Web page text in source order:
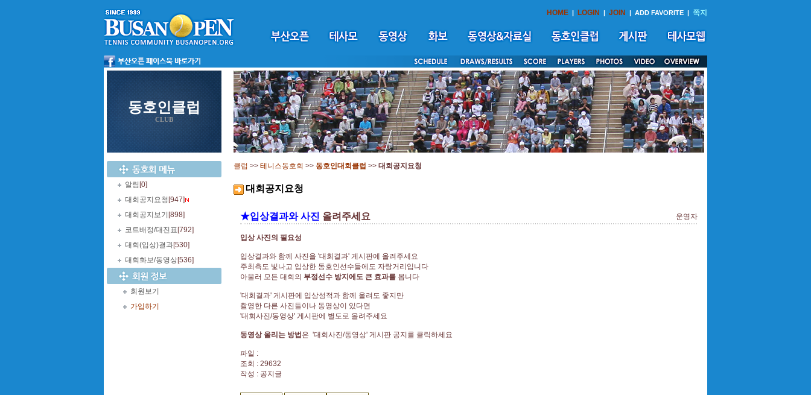
HOME | LOGIN | JOIN | ADD FAVORITE | 쪽지
동호인클럽
CLUB
알림 [0]
대회공지요청 [947]
대회공지보기 [898]
코트배정/대진표 [792]
대회(입상)결과[530]
대회화보/동영상[536]
회원보기
가입하기
클럽 >> 테니스동호회 >> 동호인대회클럽 >> 대회공지요청
대회공지요청
★입상결과와 사진 올려주세요 운영자
입상 사진의 필요성
입상결과와 함께 사진을 '대회결과' 게시판에 올려주세요
주최측도 빛나고 입상한 동호인선수들에도 자랑거리입니다
아울러 모든 대회의 부정선수 방지에도 큰 효과를 봅니다
'대회결과' 게시판에 입상성적과 함께 올려도 좋지만
촬영한 다른 사진들이나 동영상이 있다면
'대회사진/동영상' 게시판에 별도로 올려주세요
동영상 올리는 방법 은 '대회사진/동영상' 게시판 공지를 클릭하세요
파일 :
조회 : 29632
작성 : 공지글